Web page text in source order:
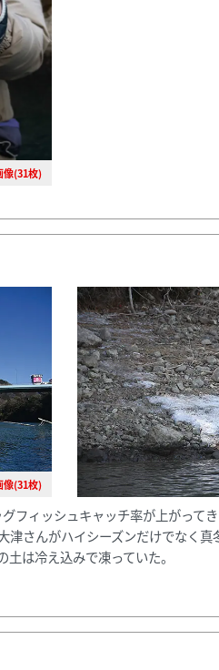
像(31枚)
像(31枚)
フィッシュキャッチ率が上がって
さんがハイシーズンだけでなく
は冷え込みで凍っていた。